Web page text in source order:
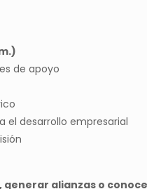
de apoyo
el desarrollo empresarial
alianzas o